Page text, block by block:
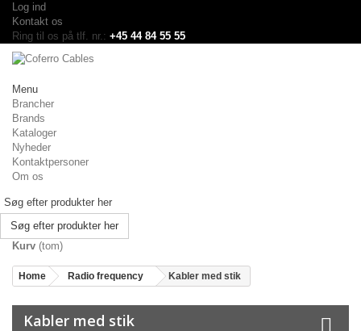
Log ind
Kontakt os
Ring til os på tlf. nr.: +45 44 84 55 55
Menu
Brancher
Brands
Kataloger
Nyheder
Kontaktpersoner
Om os
Søg efter produkter her
Kurv (tom)
Home Radio frequency Kabler med stik
Kabler med stik